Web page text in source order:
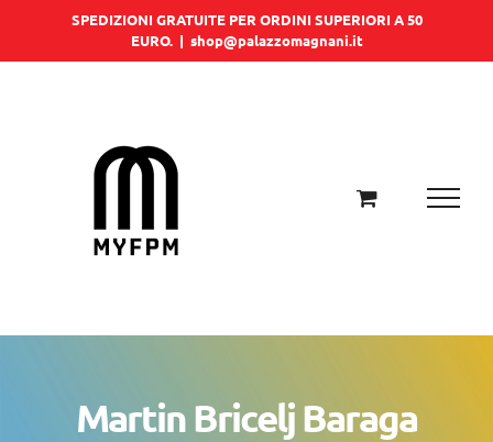
SPEDIZIONI GRATUITE PER ORDINI SUPERIORI A 50
EURO. | shop@palazzomagnani.it
Martin Bricelj Baraga